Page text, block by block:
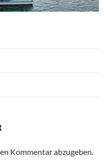
Kommentar abzugeben.